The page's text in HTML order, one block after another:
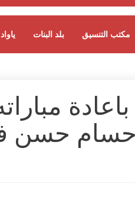
بلد البنات مكتب التنسيق
حسام حسن